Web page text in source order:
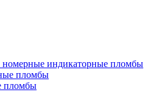
номерные индикаторные пломбы
пломбы
пломбы